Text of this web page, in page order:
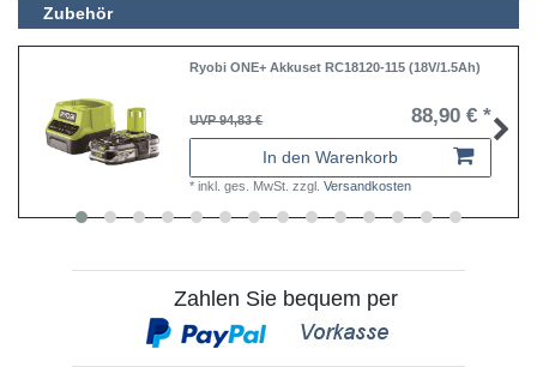
Zubehör
Ryobi ONE+ Akkuset RC18120-115 (18V/1.5Ah)
UVP 94,83 € 88,90 € *
In den Warenkorb
*inkl. ges. MwSt. zzgl.Versandkosten
Zahlen Sie bequem per